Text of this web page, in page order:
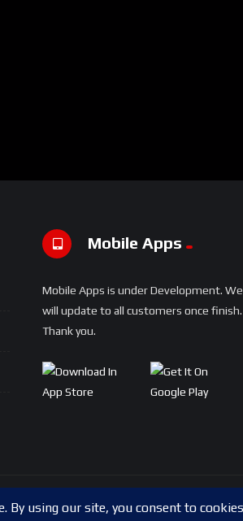
Mobile Apps
Mobile Apps is under Development. We
will update to all customers once finish.
Thank you.
© 2024 Shwesapi